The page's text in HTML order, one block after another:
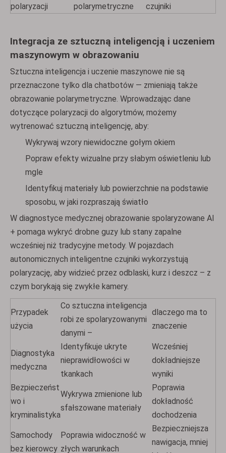
polaryzacji polarymetryczne czujniki
Integracja ze sztuczną inteligencją i uczeniem
maszynowym w obrazowaniu
Sztuczna inteligencja i uczenie maszynowe nie są
przeznaczone tylko dla chatbotów — zmieniają także
obrazowanie polarymetryczne. Wprowadzając dane
dotyczące polaryzacji do algorytmów, możemy
wytrenować sztuczną inteligencję, aby:
Wykrywaj wzory niewidoczne gołym okiem
Popraw efekty wizualne przy słabym oświetleniu lub
mgle
Identyfikuj materiały lub powierzchnie na podstawie
sposobu, w jaki rozpraszają światło
W diagnostyce medycznej obrazowanie spolaryzowane AI
+ pomaga wykryć drobne guzy lub stany zapalne
wcześniej niż tradycyjne metody. W pojazdach
autonomicznych inteligentne czujniki wykorzystują
polaryzację, aby widzieć przez odblaski, kurz i deszcz – z
czym borykają się zwykłe kamery.
Przypadek
użycia
Co sztuczna inteligencja
robi ze spolaryzowanymi
danymi –
dlaczego ma to
znaczenie
Diagnostyka
medyczna
Identyfikuje ukryte
nieprawidłowości w
tkankach
Wcześniej
dokładniejsze
wyniki
Bezpieczeńst
wo i
kryminalistyka
Wykrywa zmienione lub
sfałszowane materiały
Poprawia
dokładność
dochodzenia
Samochody
bez kierowcy
Poprawia widoczność w
złych warunkach
Bezpieczniejsza
nawigacja, mniej